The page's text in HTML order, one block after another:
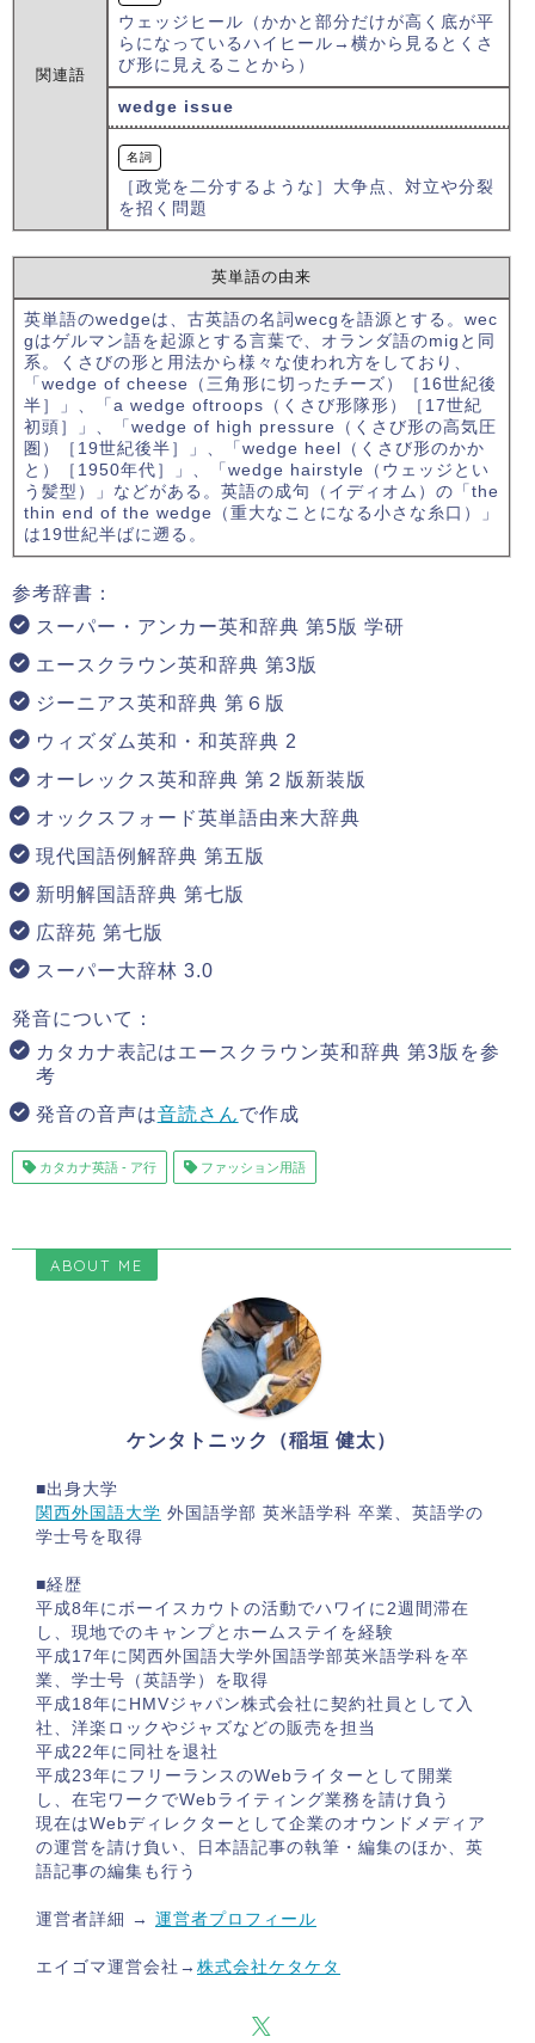
関連語
ウェッジヒール（かかと部分だけが高く底が平
らになっているハイヒール→横から見るとくさ
び形に見えることから）
wedge issue
名詞
［政党を二分するような］大争点、対立や分裂
を招く問題
英単語の由来
英単語のwedgeは、古英語の名詞wecgを語源とする。wec
gはゲルマン語を起源とする言葉で、オランダ語のmigと同
系。くさびの形と用法から様々な使われ方をしており、
「wedge of cheese（三角形に切ったチーズ）［16世紀後
半］」、「a wedge oftroops（くさび形隊形）［17世紀
初頭］」、「wedge of high pressure（くさび形の高気圧
圏）［19世紀後半］」、「wedge heel（くさび形のかか
と）［1950年代］」、「wedge hairstyle（ウェッジとい
う髪型）」などがある。英語の成句（イディオム）の「the
thin end of the wedge（重大なことになる小さな糸口）」
は19世紀半ばに遡る。
参考辞書：
スーパー・アンカー英和辞典 第5版 学研
エースクラウン英和辞典 第3版
ジーニアス英和辞典 第６版
ウィズダム英和・和英辞典 2
オーレックス英和辞典 第２版新装版
オックスフォード英単語由来大辞典
現代国語例解辞典 第五版
新明解国語辞典 第七版
広辞苑 第七版
スーパー大辞林 3.0
発音について：
カタカナ表記はエースクラウン英和辞典 第3版を参
考
発音の音声は音読さんで作成
カタカナ英語 - ア行 ファッション用語
ABOUT ME
ケンタトニック（稲垣 健太）
■出身大学
関西外国語大学 外国語学部 英米語学科 卒業、英語学の
学士号を取得
■経歴
平成8年にボーイスカウトの活動でハワイに2週間滞在
し、現地でのキャンプとホームステイを経験
平成17年に関西外国語大学外国語学部英米語学科を卒
業、学士号（英語学）を取得
平成18年にHMVジャパン株式会社に契約社員として入
社、洋楽ロックやジャズなどの販売を担当
平成22年に同社を退社
平成23年にフリーランスのWebライターとして開業
し、在宅ワークでWebライティング業務を請け負う
現在はWebディレクターとして企業のオウンドメディア
の運営を請け負い、日本語記事の執筆・編集のほか、英
語記事の編集も行う
運営者詳細 → 運営者プロフィール
エイゴマ運営会社→ 株式会社ケタケタ